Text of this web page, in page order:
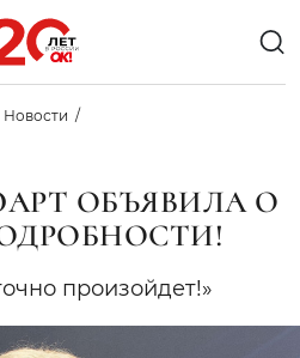
Новости
ОБЪЯВИЛА О
произойдет!»